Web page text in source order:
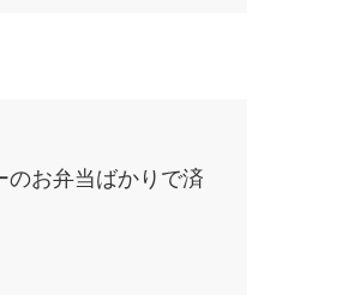
のお弁当ばかりで済